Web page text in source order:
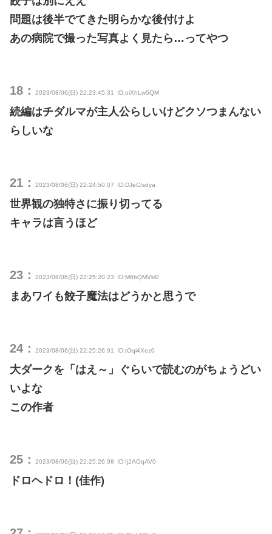
問題は後半でてきた明らかな後付けよ
あの病院で撮った写真よく見たら…ってやつ
18： 2023/08/06(日) 22:23:45.31 ID:oiXhLw5QM
続編はチダルマが主人公らしいけどクソつまんない
らしいな
21： 2023/08/06(日) 22:24:50.07 ID:DJeC/sdya
世界観の独特さに振り切ってる
キャラは言うほど
23： 2023/08/06(日) 22:25:20.23 ID:M6bQMVkl0
まあワイも餃子魔法はどうかと思うで
24： 2023/08/06(日) 22:25:26.91 ID:tOqi4Xez0
大ダークを「はえ～」ぐらいで読むのがちょうどい
いよな
この作者
25： 2023/08/06(日) 22:25:26.98 ID:Ij2AOqAV0
ドロヘドロ！(佳作)